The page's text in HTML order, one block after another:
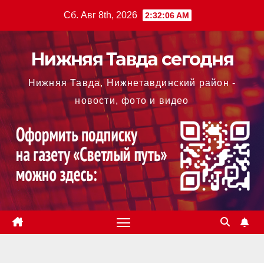
содержимому
Сб. Авг 8th, 2026 2:32:06 AM
Нижняя Тавда сегодня
Нижняя Тавда, Нижнетавдинский район -
новости, фото и видео